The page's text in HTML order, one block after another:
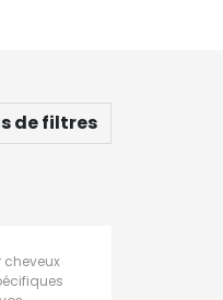
de filtres
cheveux